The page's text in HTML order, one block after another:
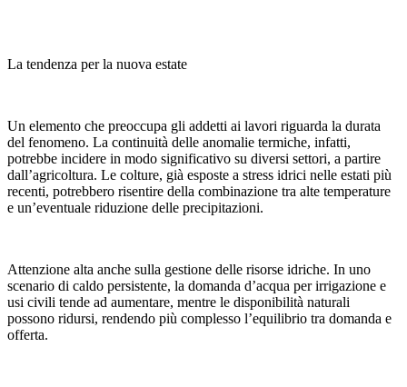
La tendenza per la nuova estate
Un elemento che preoccupa gli addetti ai lavori riguarda la durata
del fenomeno. La continuità delle anomalie termiche, infatti,
potrebbe incidere in modo significativo su diversi settori, a partire
dall’agricoltura. Le colture, già esposte a stress idrici nelle estati più
recenti, potrebbero risentire della combinazione tra alte temperature
e un’eventuale riduzione delle precipitazioni.
Attenzione alta anche sulla gestione delle risorse idriche. In uno
scenario di caldo persistente, la domanda d’acqua per irrigazione e
usi civili tende ad aumentare, mentre le disponibilità naturali
possono ridursi, rendendo più complesso l’equilibrio tra domanda e
offerta.